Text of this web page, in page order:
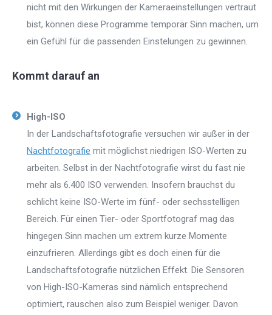
nicht mit den Wirkungen der Kameraeinstellungen vertraut
bist, können diese Programme temporär Sinn machen, um
ein Gefühl für die passenden Einstelungen zu gewinnen.
Kommt darauf an
High-ISO
In der Landschaftsfotografie versuchen wir außer in der
Nachtfotografie mit möglichst niedrigen ISO-Werten zu
arbeiten. Selbst in der Nachtfotografie wirst du fast nie
mehr als 6.400 ISO verwenden. Insofern brauchst du
schlicht keine ISO-Werte im fünf- oder sechsstelligen
Bereich. Für einen Tier- oder Sportfotograf mag das
hingegen Sinn machen um extrem kurze Momente
einzufrieren. Allerdings gibt es doch einen für die
Landschaftsfotografie nützlichen Effekt. Die Sensoren
von High-ISO-Kameras sind nämlich entsprechend
optimiert, rauschen also zum Beispiel weniger. Davon